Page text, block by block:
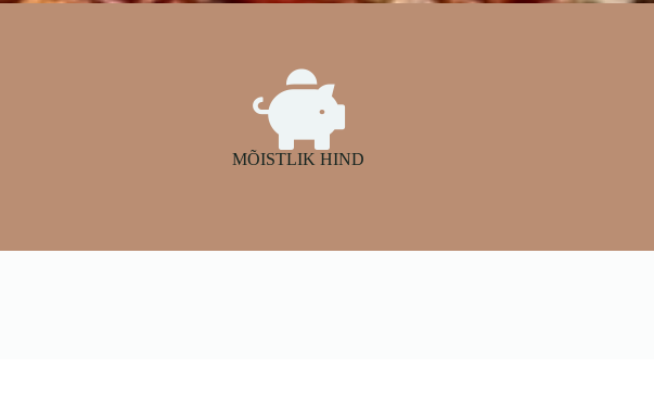
MÕISTLIK HIND